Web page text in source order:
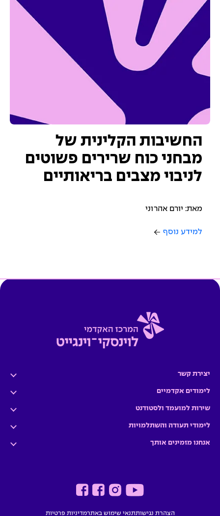
החשיבות הקלינית של
מבחני כוח שרירים פשוטים
לניבוי מצבים בריאותיים
מאת: יורם אהרוני
למידע נוסף
יצירת קשר
לימודים אקדמיים
שירות למועמד ולסטודנט
לימודי תעודה והשתלמויות
אנחנו מזמינים אותך
הצהרת נגישותתנאי שימוש באתרמדיניות פרטיות